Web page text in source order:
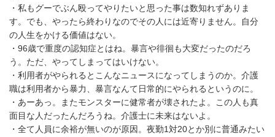
・私もグーでぶん殴ってやりたいと思った事は数知れずありま
す。でも、やったら終わりなのでその人には近寄りません。自分
の人生をかける価値はない。
・96歳で重度の認知症とはね。暴言や徘徊も大変だったのだろ
う。ただ、やってしまってはいけない。
・利用者がやられるとこんなニュースになってしまうのか。介護
職は利用者から暴力、暴言なんて日常的にやられるというのに。
・あーあっ。またモンスターに健常者が壊されたよ。この人も真
面目な人だったんだろうね。介護士に未来はないよ。
・全て人員に余裕が無いのが原因。夜勤1対20とか別に普通みたい